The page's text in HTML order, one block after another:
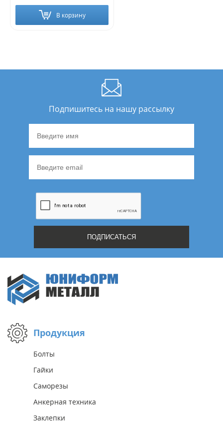
В корзину
Подпишитесь на нашу рассылку
Продукция
Болты
Гайки
Саморезы
Анкерная техника
Заклепки